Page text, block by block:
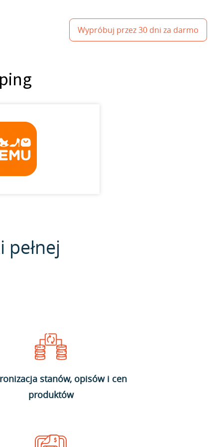
Wypróbuj przez 30 dni za darmo
stanów, opisów i cen
produktów